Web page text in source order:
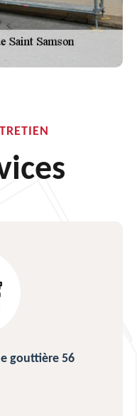
gouttière 56